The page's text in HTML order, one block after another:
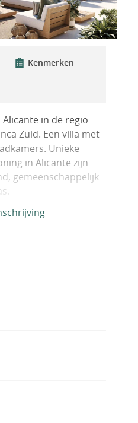
Kenmerken
in de regio
Zuid. Een villa met
Unieke
in Alicante zijn
gemeenschappelijk